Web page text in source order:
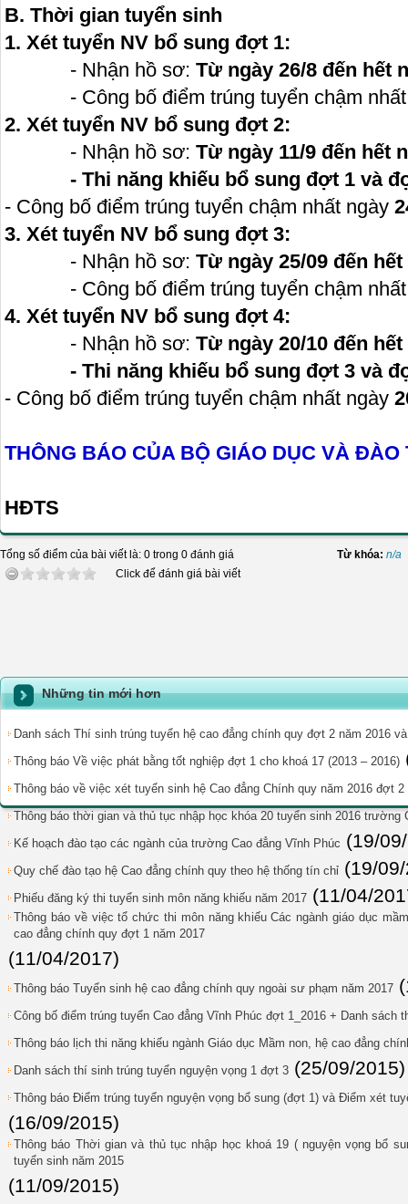
B. Thời gian tuyển sinh
1. Xét tuyển NV bổ sung đợt 1:
- Nhận hồ sơ: Từ ngày 26/8 đến hết
- Công bố điểm trúng tuyển chậm
2. Xét tuyển NV bổ sung đợt 2:
- Nhận hồ sơ: Từ ngày 11/9 đến hết
- Thi năng khiếu bổ sung đợt 1 và
- Công bố điểm trúng tuyển chậm nhất ngày
3. Xét tuyển NV bổ sung đợt 3:
- Nhận hồ sơ: Từ ngày 25/09 đến hết
- Công bố điểm trúng tuyển chậm
4. Xét tuyển NV bổ sung đợt 4:
- Nhận hồ sơ: Từ ngày 20/10 đến hết
- Thi năng khiếu bổ sung đợt 3 và
- Công bố điểm trúng tuyển chậm nhất ngày
THÔNG BÁO CỦA BỘ GIÁO DỤC VÀ
HĐTS
Tổng số điểm của bài viết là: 0 trong 0 đánh giá
Click để đánh giá bài viết
Từ khóa: n/a
Những tin mới hơn
Danh sách Thí sinh trúng tuyển hệ cao đẳng chính quy đợt 2 năm 2016
Thông báo Về việc phát bằng tốt nghiệp đợt 1 cho khoá 17 (2013 – 2016)
Thông báo về việc xét tuyển sinh hệ Cao đẳng Chính quy năm 2016 đợt 2
Thông báo thời gian và thủ tục nhập học khóa 20 tuyển sinh 2016 trường
Kế hoạch đào tạo các ngành của trường Cao đẳng Vĩnh Phúc (19/
Quy chế đào tạo hệ Cao đẳng chính quy theo hệ thống tín chỉ (19/
Phiếu đăng ký thi tuyển sinh môn năng khiếu năm 2017 (11/04/
Thông báo về việc tổ chức thi môn năng khiếu Các ngành giáo dục
cao đẳng chính quy đợt 1 năm 2017
(11/04/2017)
Thông báo Tuyển sinh hệ cao đẳng chính quy ngoài sư phạm năm 2017
Công bố điểm trúng tuyển Cao đẳng Vĩnh Phúc đợt 1_2016 + Danh sách
Thông báo lịch thi năng khiếu ngành Giáo dục Mầm non, hệ cao đẳng
Danh sách thí sinh trúng tuyển nguyện vọng 1 đợt 3 (25/09/2015)
Thông báo Điểm trúng tuyển nguyện vọng bổ sung (đợt 1) và Điểm xét
(16/09/2015)
Thông báo Thời gian và thủ tục nhập học khoá 19 ( nguyện vọng bổ
tuyển sinh năm 2015
(11/09/2015)